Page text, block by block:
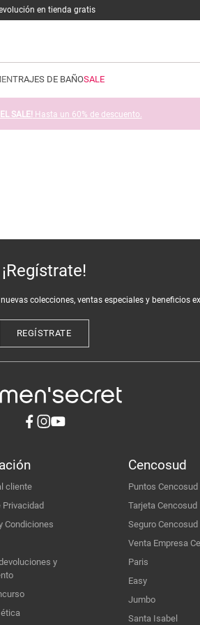
en tienda gratis
TRAJES DE BAÑOSALE
SALE! Hasta un 60% de descuento.
¡Regístrate!
colecciones, ventas especiales y beneficios
REGÍSTRATE
cliente
Condiciones
y
Cencosud
Puntos Cencosud
Tarjeta Cencosud
Seguro Cencosud
Venta Empresa
Paris
Easy
Jumbo
Santa Isabel